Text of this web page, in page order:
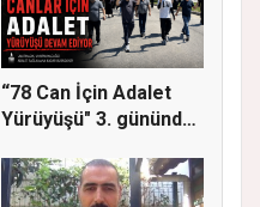
“78 Can İçin Adalet
Yürüyüşü" 3. gününde